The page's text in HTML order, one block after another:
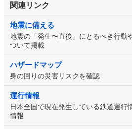
関連リンク
地震に備える
地震の「発生〜直後」にとるべき行動
ついて掲載
ハザードマップ
身の回りの災害リスクを確認
運行情報
日本全国で現在発生している鉄道運行
情報